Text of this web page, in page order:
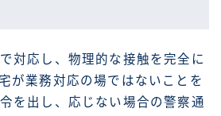
対応し、物理的な接触を完全に
が業務対応の場ではないことを
を出し、応じない場合の警察通